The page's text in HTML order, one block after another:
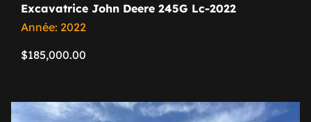
Excavatrice John Deere 245G Lc-2022
Année: 2022
$185,000.00